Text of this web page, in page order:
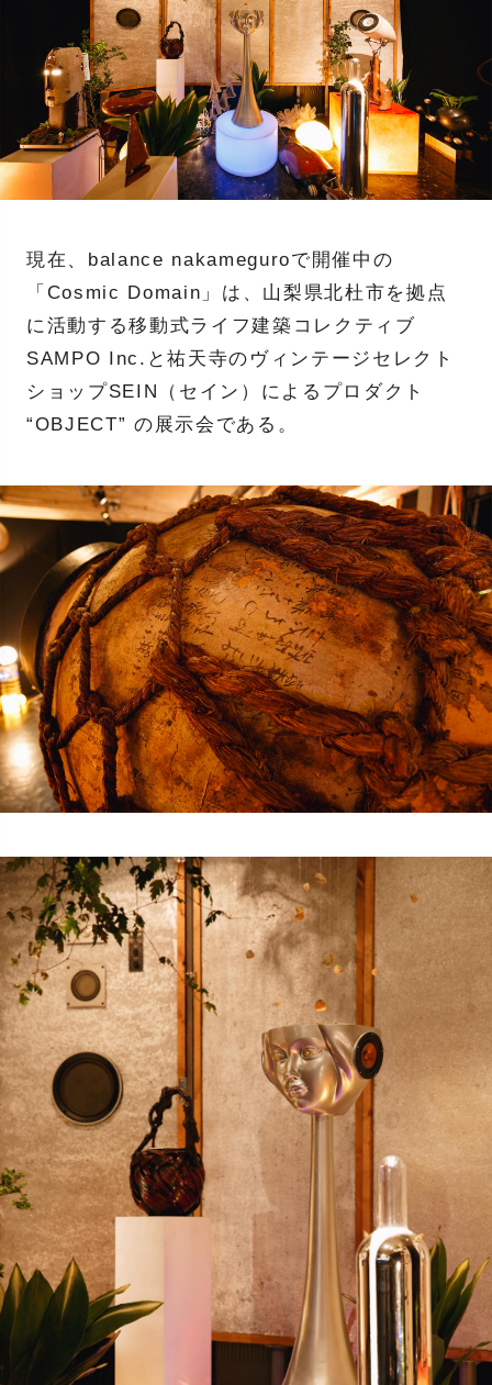
現在、balance nakameguroで開催中の
「Cosmic Domain」は、山梨県北杜市を拠点
に活動する移動式ライフ建築コレクティブ
SAMPO Inc.と祐天寺のヴィンテージセレクト
ショップSEIN（セイン）によるプロダクト
“OBJECT” の展示会である。